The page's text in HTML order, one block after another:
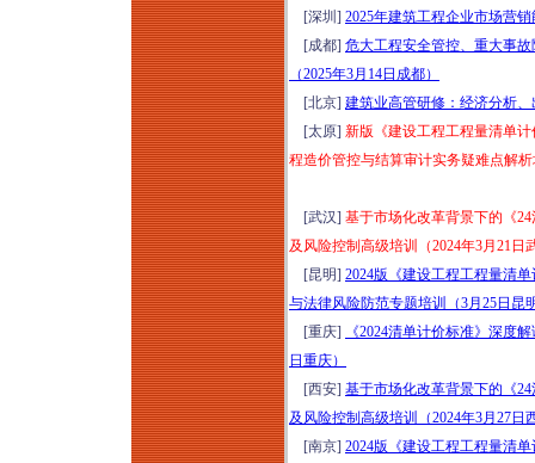
[深圳] 2025年建筑工程企业市场营
[成都] 危大工程安全管控、重大事
（2025年3月14日成都）
[北京] 建筑业高管研修：经济分析
[太原] 新版《建设工程工程量清单
程造价管控与结算审计实务疑难点解
[武汉] 基于市场化改革背景下的《
及风险控制高级培训（2024年3月21日
[昆明] 2024版《建设工程工程量清
与法律风险防范专题培训（3月25日昆
[重庆]
《2024清单计价标准》深度
日重庆）
[西安] 基于市场化改革背景下的《
及风险控制高级培训（2024年3月27日
[南京] 2024版《建设工程工程量清